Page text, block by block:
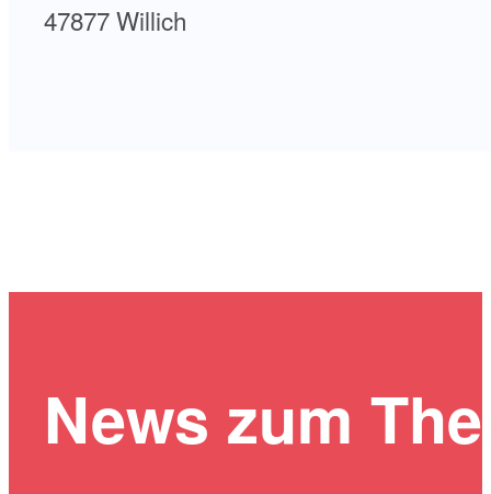
47877 Willich
News zum